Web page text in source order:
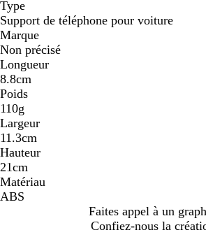
Type
Support de téléphone pour voiture
Marque
Non précisé
Longueur
8.8cm
Poids
110g
Largeur
11.3cm
Hauteur
21cm
Matériau
ABS
Faites appel à un
Confiez-nous la